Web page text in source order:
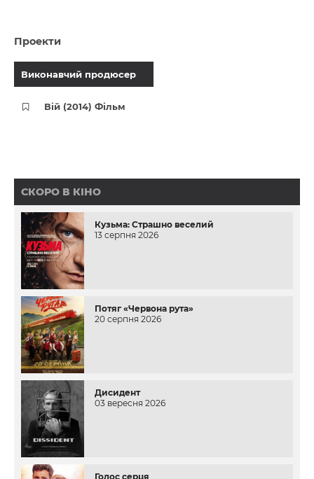
Проекти
Виконавчий продюсер
Вій (2014) Фільм
СКОРО В КІНО
Кузьма: Страшно веселий
13 серпня 2026
Потяг «Червона рута»
20 серпня 2026
Дисидент
03 вересня 2026
Голос серця